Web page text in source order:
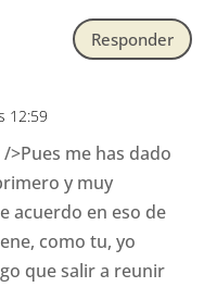
Responder
12:59
>Pues me has dado
y muy
acuerdo en eso de
como tu, yo
que salir a reunir